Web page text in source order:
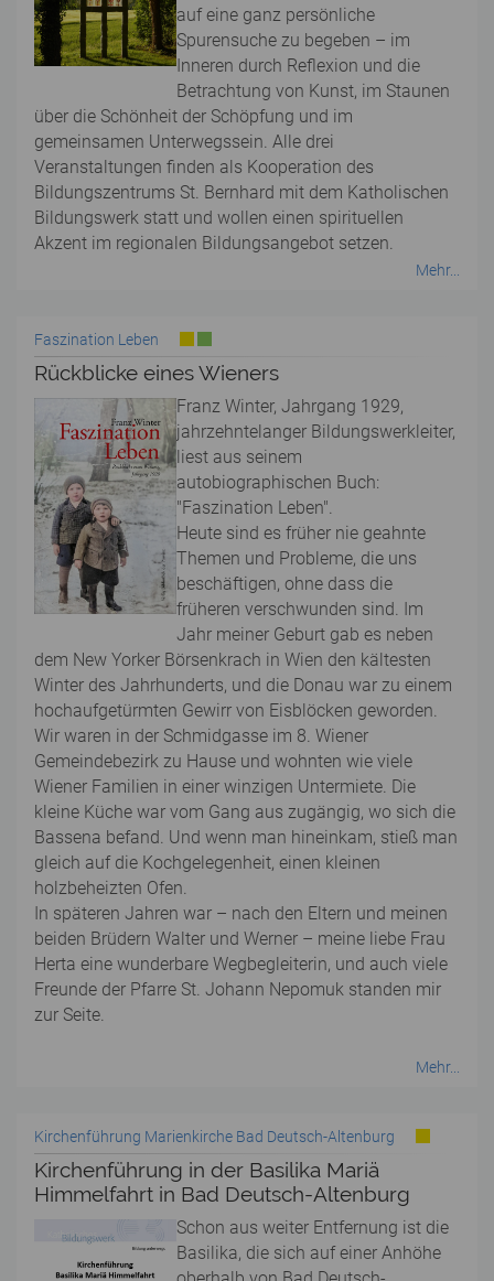
auf eine ganz persönliche
Spurensuche zu begeben – im
Inneren durch Reflexion und die
Betrachtung von Kunst, im Staunen
über die Schönheit der Schöpfung und im
gemeinsamen Unterwegssein. Alle drei
Veranstaltungen finden als Kooperation des
Bildungszentrums St. Bernhard mit dem Katholischen
Bildungswerk statt und wollen einen spirituellen
Akzent im regionalen Bildungsangebot setzen.
Mehr...
Faszination Leben
Rückblicke eines Wieners
Franz Winter, Jahrgang 1929,
jahrzehntelanger Bildungswerkleiter,
liest aus seinem
autobiographischen Buch:
"Faszination Leben".
Heute sind es früher nie geahnte
Themen und Probleme, die uns
beschäftigen, ohne dass die
früheren verschwunden sind. Im
Jahr meiner Geburt gab es neben
dem New Yorker Börsenkrach in Wien den kältesten
Winter des Jahrhunderts, und die Donau war zu einem
hochaufgetürmten Gewirr von Eisblöcken geworden.
Wir waren in der Schmidgasse im 8. Wiener
Gemeindebezirk zu Hause und wohnten wie viele
Wiener Familien in einer winzigen Untermiete. Die
kleine Küche war vom Gang aus zugängig, wo sich die
Bassena befand. Und wenn man hineinkam, stieß man
gleich auf die Kochgelegenheit, einen kleinen
holzbeheizten Ofen.
In späteren Jahren war – nach den Eltern und meinen
beiden Brüdern Walter und Werner – meine liebe Frau
Herta eine wunderbare Wegbegleiterin, und auch viele
Freunde der Pfarre St. Johann Nepomuk standen mir
zur Seite.
Mehr...
Kirchenführung Marienkirche Bad Deutsch-Altenburg
Kirchenführung in der Basilika Mariä
Himmelfahrt in Bad Deutsch-Altenburg
Schon aus weiter Entfernung ist die
Basilika, die sich auf einer Anhöhe